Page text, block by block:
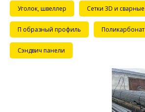
Уголок, швеллер Сетки 3D и сварные
П образный профиль Поликарбонат
Сэндвич панели